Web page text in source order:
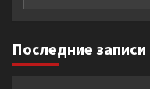
Последние записи